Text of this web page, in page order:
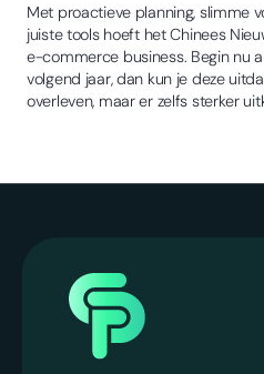
Met proactieve planning, slimme
juiste tools hoeft het Chinees
e-commerce business. Begin nu
volgend jaar, dan kun je deze
overleven, maar er zelfs sterker